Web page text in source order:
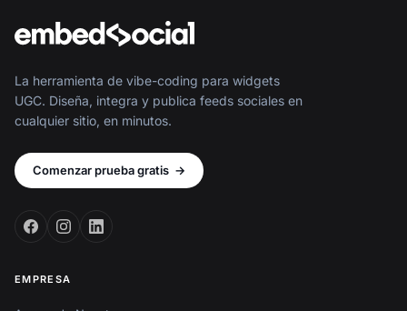
La herramienta de vibe-coding para widgets
UGC. Diseña, integra y publica feeds sociales en
cualquier sitio, en minutos.
Comenzar prueba gratis →
EMPRESA